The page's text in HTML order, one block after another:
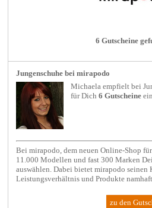
6 Gutscheine
Jungenschuhe bei mirapodo
Michaela empfielt bei
für Dich6 Gutscheine
Bei mirapodo, dem neuen Online-Shop
11.000 Modellen und fast 300 Marken
auswählen. Dabei bietet mirapodo seinen
Leistungsverhältnis und Produkte
zu den